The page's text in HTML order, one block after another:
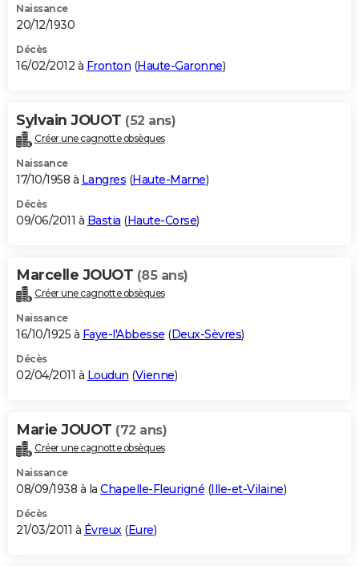
Naissance
20/12/1930
Décès
16/02/2012 à Fronton (Haute-Garonne)
Sylvain JOUOT (52 ans)
Créer une cagnotte obsèques
Naissance
17/10/1958 à Langres (Haute-Marne)
Décès
09/06/2011 à Bastia (Haute-Corse)
Marcelle JOUOT (85 ans)
Créer une cagnotte obsèques
Naissance
16/10/1925 à Faye-l'Abbesse (Deux-Sèvres)
Décès
02/04/2011 à Loudun (Vienne)
Marie JOUOT (72 ans)
Créer une cagnotte obsèques
Naissance
08/09/1938 à la Chapelle-Fleurigné (Ille-et-Vilaine)
Décès
21/03/2011 à Évreux(Eure)